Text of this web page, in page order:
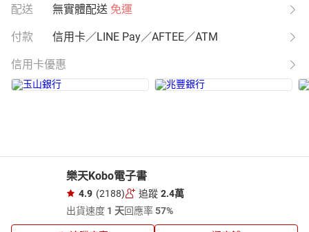
配送 無實體配送 免運
付款 信用卡／LINE Pay／AFTEE／ATM
信用卡優惠
樂天Kobo電子書
4.9 (2188) 追蹤 2.4萬
出貨速度 1 天回應率57%